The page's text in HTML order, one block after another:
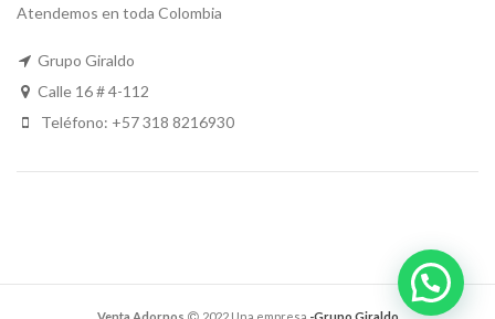
Atendemos en toda Colombia
Grupo Giraldo
Calle 16 # 4-112
Teléfono: +57 318 8216930